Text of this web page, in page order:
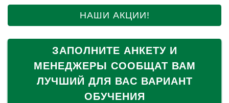
НАШИ АКЦИИ!
ЗАПОЛНИТЕ АНКЕТУ И
МЕНЕДЖЕРЫ СООБЩАТ ВАМ
ЛУЧШИЙ ДЛЯ ВАС ВАРИАНТ
ОБУЧЕНИЯ